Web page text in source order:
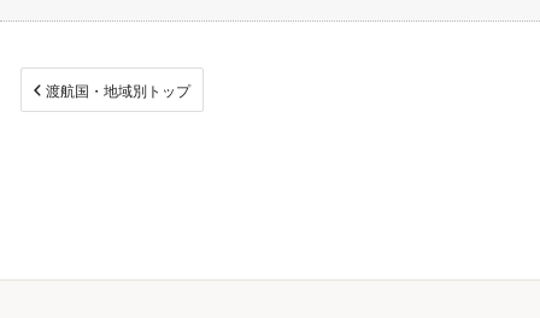
渡航国・地域別トップ